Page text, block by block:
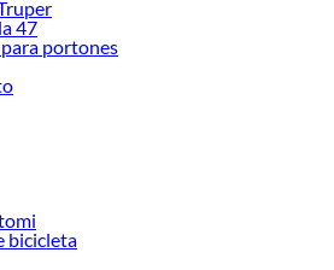
47
portones
bicicleta